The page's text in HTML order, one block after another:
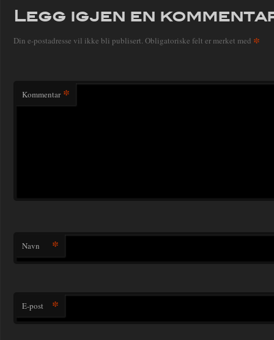
Legg igjen en
Din e-postadresse vil ikke bli publisert. Obligatoriske felt er merket med *
Kommentar *
Navn *
E-post *